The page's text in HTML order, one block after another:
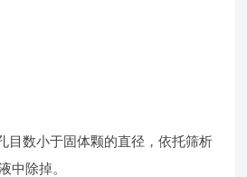
目数小于固体颗的直径，依托筛析
中除掉。